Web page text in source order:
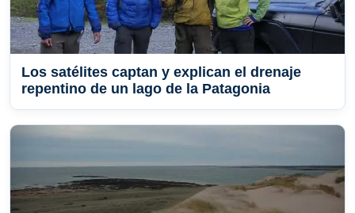
Los satélites captan y explican el drenaje
repentino de un lago de la Patagonia